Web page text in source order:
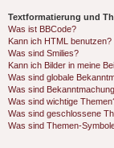
Textformatierung und
Was ist BBCode?
Kann ich HTML benutzen?
Was sind Smilies?
Kann ich Bilder in meine
Was sind globale
Was sind
Was sind wichtige
Was sind geschlossene
Was sind Themen-